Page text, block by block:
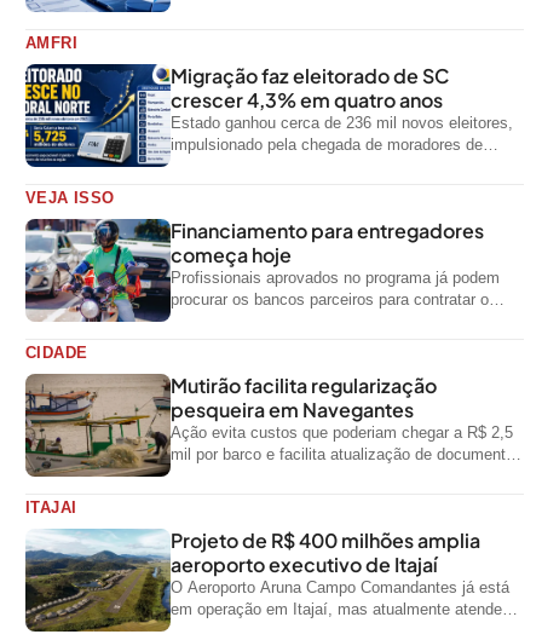
AMFRI
Migração faz eleitorado de SC
crescer 4,3% em quatro anos
Estado ganhou cerca de 236 mil novos eleitores,
impulsionado pela chegada de moradores de
VEJA ISSO
Financiamento para entregadores
começa hoje
Profissionais aprovados no programa já podem
procurar os bancos parceiros para contratar o
CIDADE
Mutirão facilita regularização
pesqueira em Navegantes
Ação evita custos que poderiam chegar a R$ 2,5
mil por barco e facilita atualização de documentos
ITAJAI
Projeto de R$ 400 milhões amplia
aeroporto executivo de Itajaí
O Aeroporto Aruna Campo Comandantes já está
em operação em Itajaí, mas atualmente atende